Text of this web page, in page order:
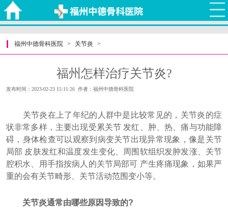
福州中德骨科医院 > 关节炎 >
福州怎样治疗关节炎?
发布时间：2023-02-23 15:11:26 作者：福州中德骨科医院
关节炎在上了年纪的人群中是比较常见的，关节炎的症
状非常多样，主要出现受累关节 发红、肿、热、痛与功能障
碍，身体检查可以观察到病变关节出现异常现象，像是关节
局部 皮肤发红和温度发生变化、周围软组织发肿发涨、关节
腔积水、用手指按病人的关节局部可 产生疼痛现象，如果严
重的会有关节畸形、关节活动范围变小等。
关节炎通常由哪些原因导致的?